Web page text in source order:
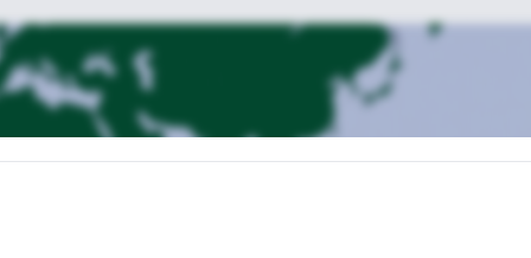
'fortgeschrittenen' Kletterer nennen, habe ich auch einen